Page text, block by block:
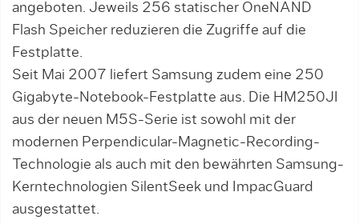
angeboten. Jeweils 256 statischer OneNAND
Flash Speicher reduzieren die Zugriffe auf die
Festplatte.
Seit Mai 2007 liefert Samsung zudem eine 250
Gigabyte-Notebook-Festplatte aus. Die HM250JI
aus der neuen M5S-Serie ist sowohl mit der
modernen Perpendicular-Magnetic-Recording-
Technologie als auch mit den bewährten Samsung-
Kerntechnologien SilentSeek und ImpacGuard
ausgestattet.